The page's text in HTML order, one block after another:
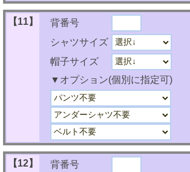
【11】
背番号
シャツサイズ
帽子サイズ
▼オプション(個別に指定可)
【12】
背番号